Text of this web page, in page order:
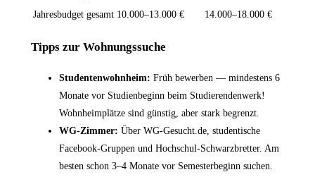
Jahresbudget gesamt 10.000–13.000 € 14.000–18.000 €
Tipps zur Wohnungssuche
Studentenwohnheim: Früh bewerben — mindestens 6
Monate vor Studienbeginn beim Studierendenwerk!
Wohnheimplätze sind günstig, aber stark begrenzt.
WG-Zimmer: Über WG-Gesucht.de, studentische
Facebook-Gruppen und Hochschul-Schwarzbretter. Am
besten schon 3–4 Monate vor Semesterbeginn suchen.